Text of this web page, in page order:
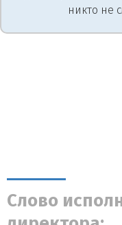
никто не
Слово